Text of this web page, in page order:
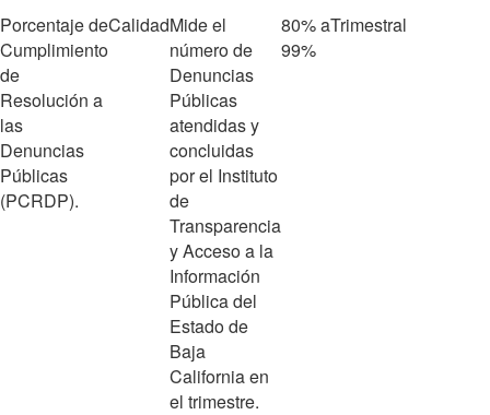
Porcentaje de
Cumplimiento
de
Resolución a
las
Denuncias
Públicas
(PCRDP).
CalidadMide el
número de
Denuncias
Públicas
atendidas y
concluidas
por el Instituto
de
Transparencia
y Acceso a la
Información
Pública del
Estado de
Baja
California en
el trimestre.
80% a
99%
Trimestral